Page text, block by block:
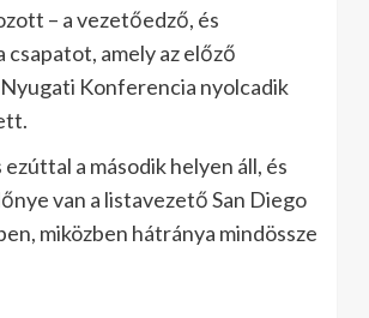
– a vezetőedző, és
amely az előző
Nyugati Konferencia nyolcadik
a második helyen áll, és
van a listavezető San Diego
miközben hátránya mindössze